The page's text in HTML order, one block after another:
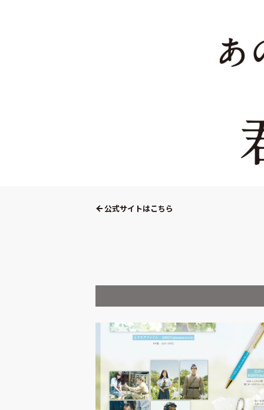
公式サイトはこちら